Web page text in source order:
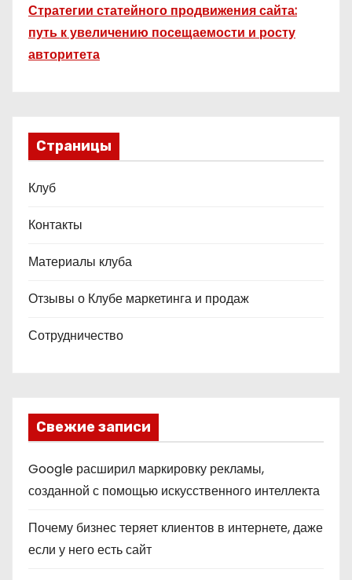
Стратегии статейного продвижения сайта:
путь к увеличению посещаемости и росту
авторитета
Страницы
Клуб
Контакты
Материалы клуба
Отзывы о Клубе маркетинга и продаж
Сотрудничество
Свежие записи
Google расширил маркировку рекламы,
созданной с помощью искусственного интеллекта
Почему бизнес теряет клиентов в интернете, даже
если у него есть сайт